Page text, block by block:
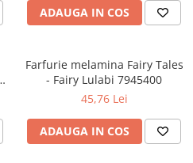
ADAUGA IN COS
Farfurie melamina Fairy Tales
- Fairy Lulabi 7945400
45,76 Lei
ADAUGA IN COS